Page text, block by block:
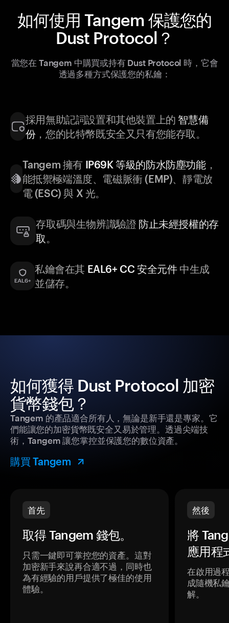
如何使用 Tangem 保護您的
Dust Protocol？
當您在 Tangem 中購買或持有 Dust Protocol 時，它會
透過多種方式保護您的私鑰：
採用無助記詞設置和其他裝置上的 智慧備
份，您的比特幣既安全又只有您能存取。
Tangem 擁有 IP69K 等級的防水防塵功能，
能抵禦極端溫度、電磁脈衝 (EMP)、靜電放
電 (ESC) 與 X 光。
存取碼與生物辨識驗證 防止未經授權的存
取 。
私鑰會在其 EAL6+ CC 安全元件中生成
並儲存。
如何獲得 Dust Protocol 加密
貨幣錢包？
Tangem 的產品適合所有人，無論是新手還是專家。它
們能讓您的加密貨幣既安全又易於管理。透過尖端技
術，Tangem 讓您掌控並保護您的數位資產。
購買 Tangem
首先
取得 Tangem 錢包。
只需一鍵即可掌控您的資產。這對
加密新手來說再合適不過，同時也
為有經驗的用戶提供了極佳的使用
體驗。
然後
將
應用程
在啟用過
成隨機私
解。